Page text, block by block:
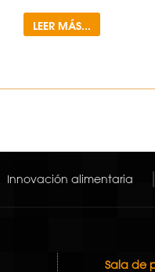
LEER MÁS...
Innovación alimentaria
Sala de